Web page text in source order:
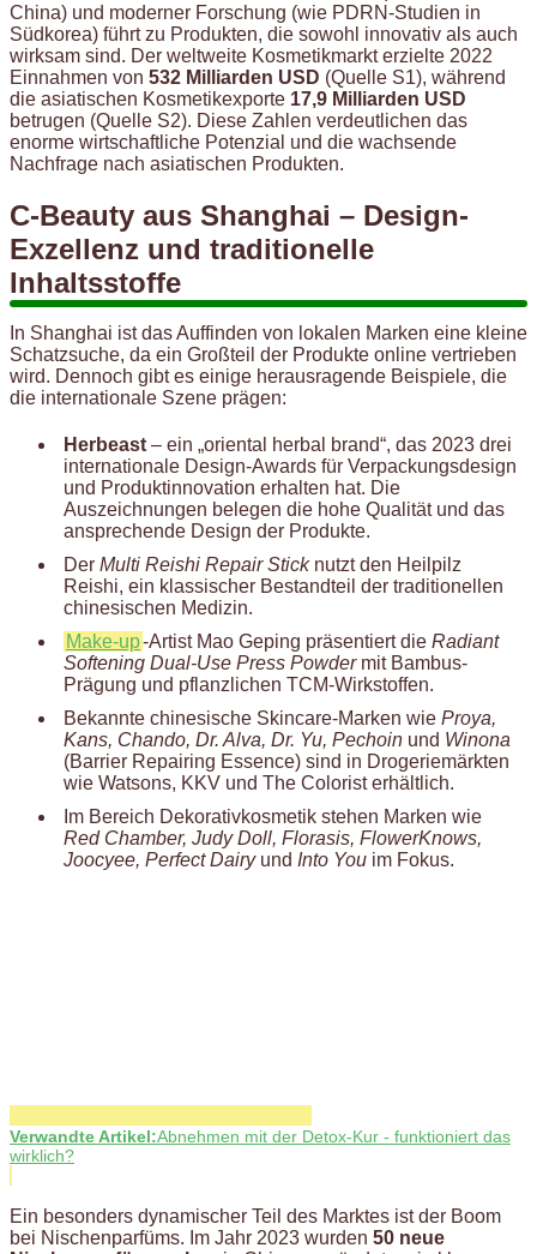
China) und moderner Forschung (wie PDRN-Studien in
Südkorea) führt zu Produkten, die sowohl innovativ als auch
wirksam sind. Der weltweite Kosmetikmarkt erzielte 2022
Einnahmen von 532 Milliarden USD (Quelle S1), während
die asiatischen Kosmetikexporte 17,9 Milliarden USD
betrugen (Quelle S2). Diese Zahlen verdeutlichen das
enorme wirtschaftliche Potenzial und die wachsende
Nachfrage nach asiatischen Produkten.
C-Beauty aus Shanghai – Design-
Exzellenz und traditionelle
Inhaltsstoffe
In Shanghai ist das Auffinden von lokalen Marken eine kleine
Schatzsuche, da ein Großteil der Produkte online vertrieben
wird. Dennoch gibt es einige herausragende Beispiele, die
die internationale Szene prägen:
Herbeast – ein „oriental herbal brand“, das 2023 drei
internationale Design-Awards für Verpackungsdesign
und Produktinnovation erhalten hat. Die
Auszeichnungen belegen die hohe Qualität und das
ansprechende Design der Produkte.
Der Multi Reishi Repair Sticknutzt den Heilpilz
Reishi, ein klassischer Bestandteil der traditionellen
chinesischen Medizin.
Make-up-Artist Mao Geping präsentiert die Radiant
Softening Dual-Use Press Powdermit Bambus-
Prägung und pflanzlichen TCM-Wirkstoffen.
Bekannte chinesische Skincare-Marken wie Proya,
Kans, Chando, Dr. Alva, Dr. Yu, Pechoin und Winona
(Barrier Repairing Essence) sind in Drogeriemärkten
wie Watsons, KKV und The Colorist erhältlich.
Im Bereich Dekorativkosmetik stehen Marken wie
Red Chamber, Judy Doll, Florasis, FlowerKnows,
Joocyee, Perfect Dairyund Into You im Fokus.
Verwandte Artikel:Abnehmen mit der Detox-Kur - funktioniert das
wirklich?
Ein besonders dynamischer Teil des Marktes ist der Boom
bei Nischenparfüms. Im Jahr 2023 wurden 50 neue